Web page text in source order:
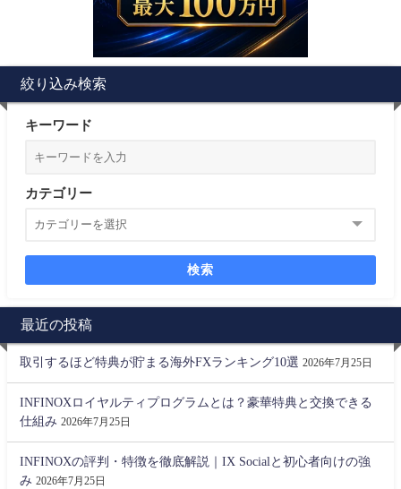
絞り込み検索
キーワード
カテゴリー
検索
最近の投稿
取引するほど特典が貯まる海外FXランキング10選 2026年7月25日
INFINOXロイヤルティプログラムとは？豪華特典と交換できる
仕組み 2026年7月25日
INFINOXの評判・特徴を徹底解説｜IX Socialと初心者向けの強
み 2026年7月25日